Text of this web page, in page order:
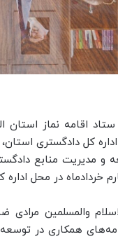
اقامه نماز استان
کل دادگستری
و مدیریت منابع
خردادماه در محل
والمسلمین مرادی
همکاری در توسعه